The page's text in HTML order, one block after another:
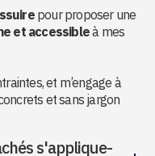
pour proposer une
et accessibleà mes
et m’engage à
et sans jargon
s'applique-